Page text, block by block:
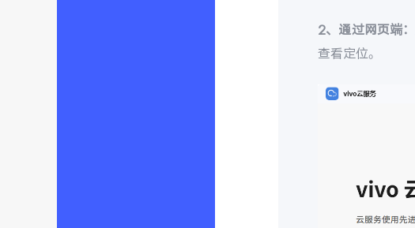
2、通过网页端：
查看定位。